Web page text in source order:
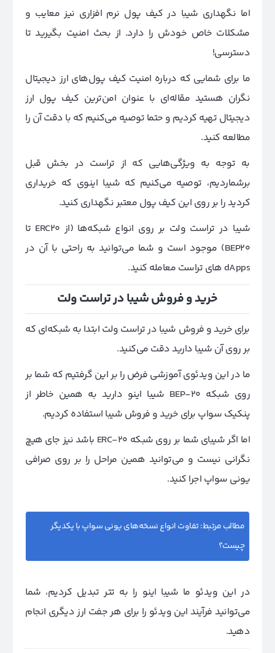
اما نگهداری شیبا در کیف پول نرم افزاری نیز معایب و
مشکلات خاص خودش را دارد. از بحث امنیت بگیرید تا
دسترسی!
ما برای شمایی که درباره امنیت کیف پول‌های ارز دیجیتال
نگران هستید مقاله‌ای با عنوان امن‌‌ترین کیف پول ارز
دیجیتال تهیه کردیم و حتما توصیه می‌کنیم که با دقت آن را
مطالعه کنید.
به توجه به ویژگی‌هایی که از تراست در بخش قبل
برشماردیم، توصیه می‌کنیم که شیبا اینوی که خریداری
کردید را بر روی این کیف پول معتبر نگهداری کنید.
شیبا در تراست ولت بر روی انواع شبکه‌ها (از ERC20 تا
BEP20) موجود است و شما می‌توانید به راحتی با آن در
dApps های تراست معامله کنید.
خرید و فروش شیبا در تراست ولت
برای خرید و فروش شیبا در تراست ولت ابتدا به شبکه‌ای که
بر روی آن شیبا دارید دقت می‌کنید.
ما در این ویدئوی آموزشی فرض را بر این گرفتیم که شما بر
روی شبکه BEP-20 شیبا اینو دارید به همین خاطر از
پنکیک سواپ برای خرید و فروش شیبا استفاده کردیم.
اما اگر شیبای شما بر روی شبکه ERC-20 باشد نیز جای هیچ
نگرانی نیست و می‌توانید همین مراحل را بر روی صرافی
یونی سواپ اجرا کنید.
مطالب مرتبط:تفاوت انواع نسخه‌های یونی سواپ با یکدیگر
چیست؟
در این ویدئو ما شیبا اینو را به تتر تبدیل کردیم، شما
می‌توانید فرآیند این ویدئو را برای هر جفت ارز دیگری انجام
دهید.